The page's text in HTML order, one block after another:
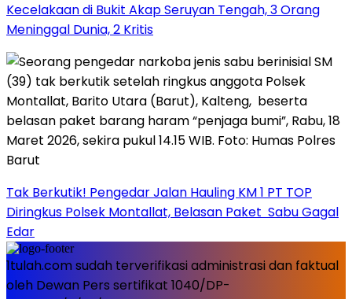
Kecelakaan di Bukit Akap Seruyan Tengah, 3 Orang
Meninggal Dunia, 2 Kritis
Tak Berkutik! Pengedar Jalan Hauling KM 1 PT TOP
Diringkus Polsek Montallat, Belasan Paket Sabu Gagal
Edar
1tulah.com sudah terverifikasi administrasi dan faktual
oleh Dewan Pers sertifikat 1040/DP-